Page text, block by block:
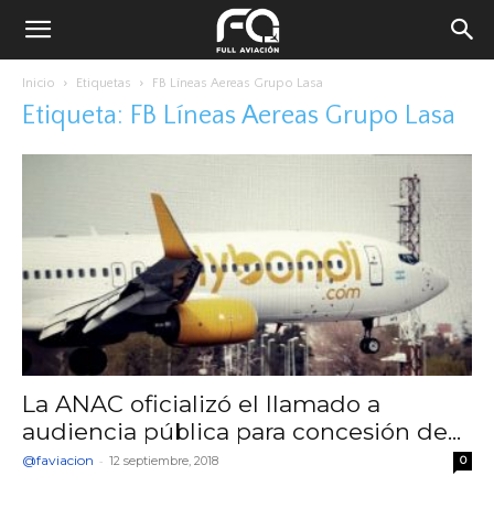
Inicio Etiquetas FB Líneas Aereas Grupo Lasa
Etiqueta: FB Líneas Aereas Grupo Lasa
La ANAC oficializó el llamado a
audiencia pública para concesión de...
@faviacion - 12 septiembre, 2018 0